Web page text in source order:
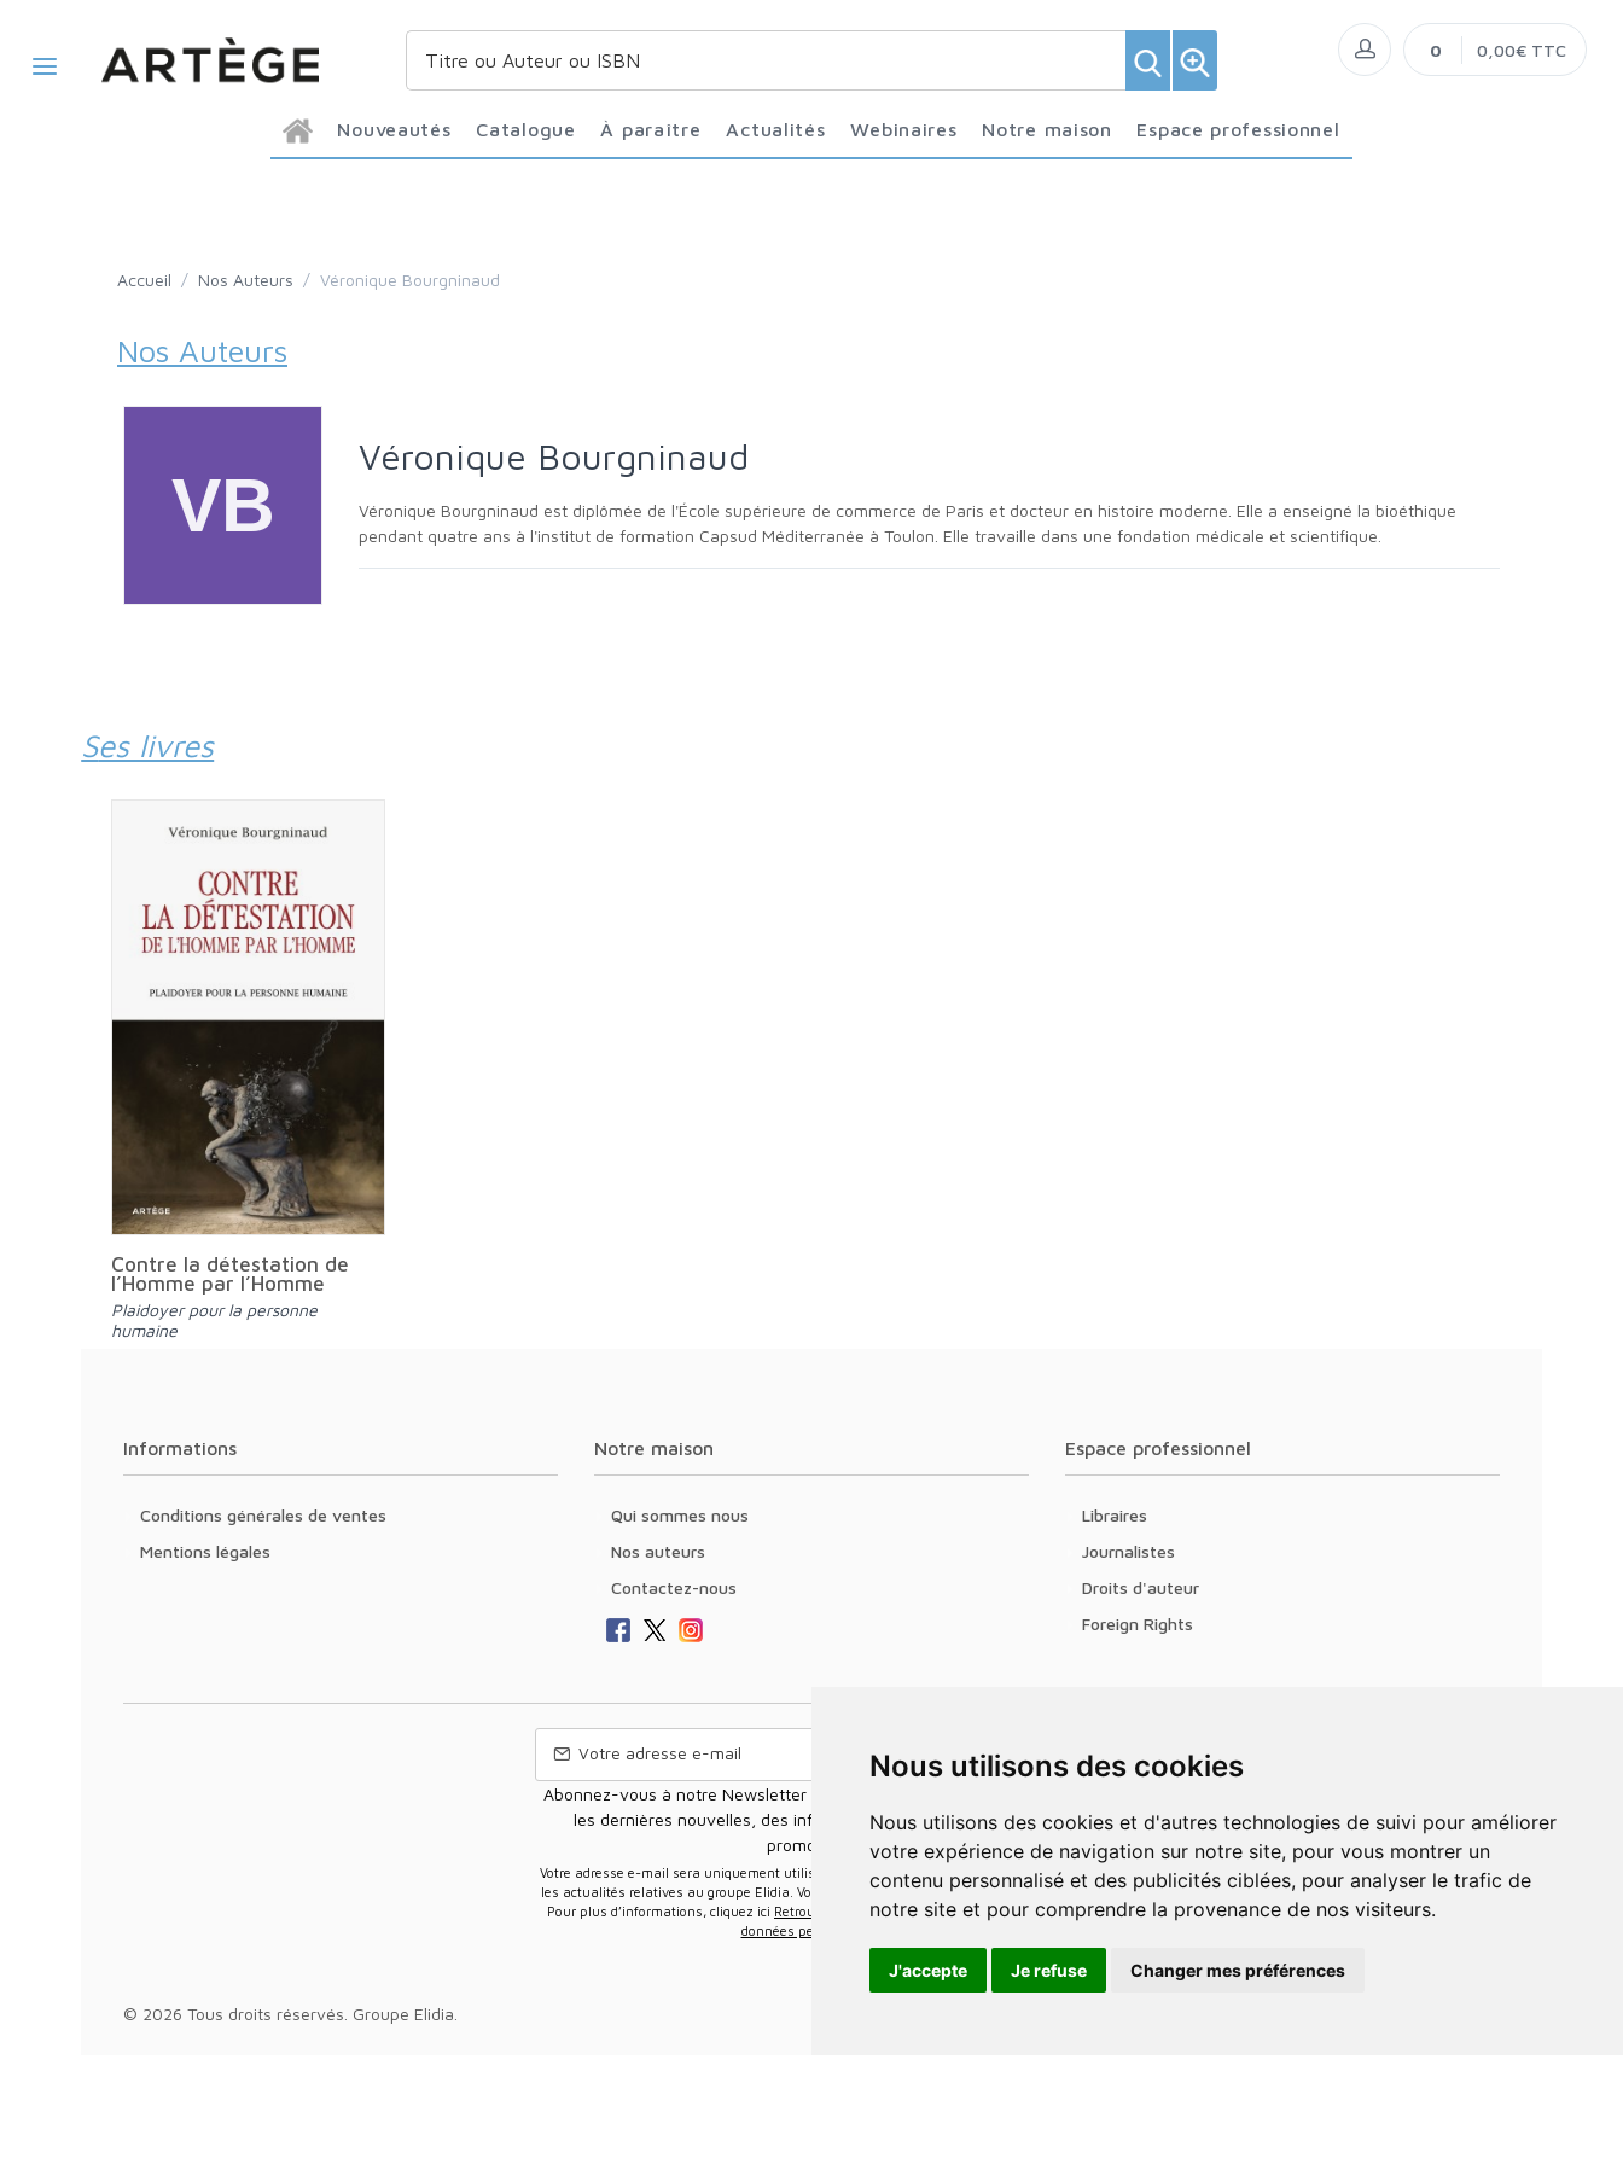
Nous utilisons des cookies
Nous utilisons des cookies et d'autres technologies de suivi pour améliorer
votre expérience de navigation sur notre site, pour vous montrer un
contenu personnalisé et des publicités ciblées, pour analyser le trafic de
notre site et pour comprendre la provenance de nos visiteurs.
J'accepte Je refuse Changer mes préférences
Nouveautés Catalogue À paraître Actualités Webinaires Notre maison Espace professionnel
0 0,00€ TTC
Accueil / Nos Auteurs / Véronique Bourgninaud
Nos Auteurs
Véronique Bourgninaud
Véronique Bourgninaud est diplômée de l'École supérieure de commerce de Paris et docteur en histoire moderne. Elle a enseigné la bioéthique
pendant quatre ans à l'institut de formation Capsud Méditerranée à Toulon. Elle travaille dans une fondation médicale et scientifique.
Ses livres
Contre la détestation de
l’Homme par l’Homme
Plaidoyer pour la personne
humaine
Informations
Conditions générales de ventes
Mentions légales
Notre maison
Qui sommes nous
Nos auteurs
Contactez-nous
Espace professionnel
Libraires
Journalistes
Droits d'auteur
Foreign Rights
Abonnez-vous à notre Newsletter pour recevoir nos nouvelles offres,
les dernières nouvelles, des informations sur les ventes et les
promotions.
Votre adresse e-mail sera uniquement utilisée pour vous envoyer des informations sur
les actualités relatives au groupe Elidia. Vous pouvez vous désinscrire à tout moment.
Pour plus d’informations, cliquez ici Retrouvez ici notre politique de protection de vos
données personnelles
© 2026 Tous droits réservés. Groupe Elidia